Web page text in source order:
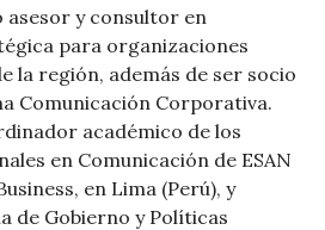
asesor y consultor en
para organizaciones
la región, además de ser socio
Comunicación Corporativa.
académico de los
en Comunicación de ESAN
en Lima (Perú), y
de Gobierno y Políticas